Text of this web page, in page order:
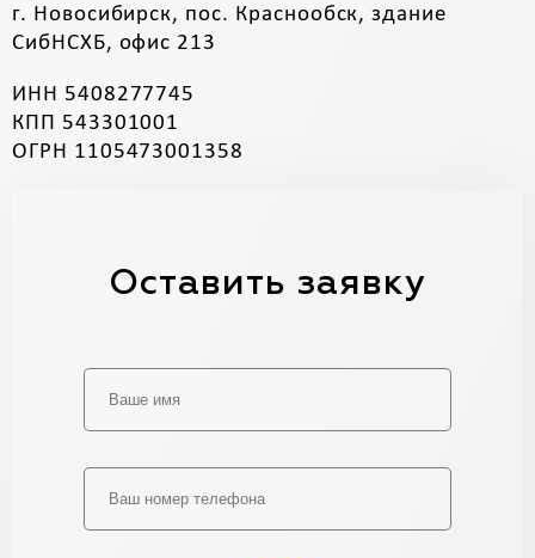
г. Новосибирск, пос. Краснообск, здание
СибНСХБ, офис 213
ИНН 5408277745
КПП 543301001
ОГРН 1105473001358
Оставить заявку